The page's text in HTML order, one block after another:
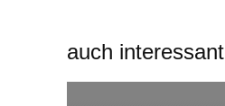
auch interessant